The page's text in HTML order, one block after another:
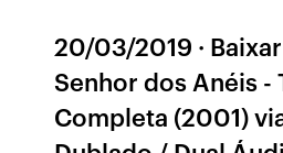
20/03/2019 ·
Senhor dos Anéis -
Completa (2001)